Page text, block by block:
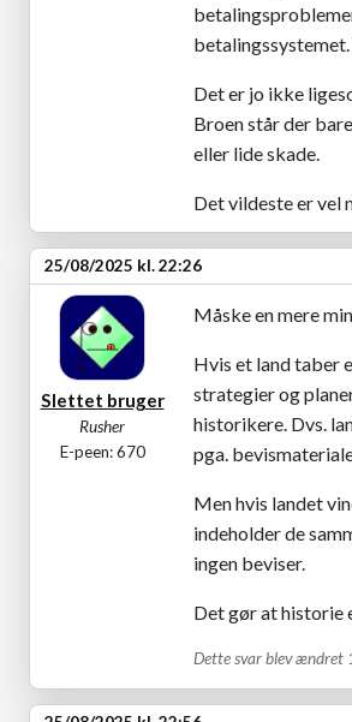
Det er jo ikke
Broen står der
eller lide skade.
Det vildeste er vel
25/08/2025 kl. 22:26
Slettet bruger
Rusher
E-peen: 670
Måske en mere
Hvis et land taber
strategier og
historikere. Dvs.
pga.
Men hvis landet
indeholder de
ingen beviser.
Det gør at historie
Dette svar blev ændret